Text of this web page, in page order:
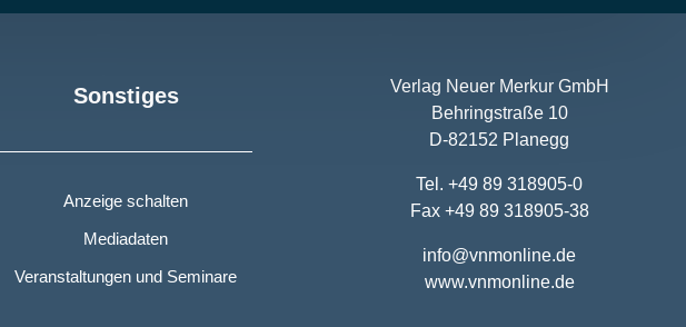
Sonstiges
Anzeige schalten
Mediadaten
Veranstaltungen und Seminare
Verlag Neuer Merkur GmbH
Behringstraße 10
D-82152 Planegg
Tel. +49 89 318905-0
Fax +49 89 318905-38
info@vnmonline.de
www.vnmonline.de